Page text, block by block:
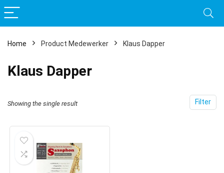
Home Product Medewerker Klaus Dapper
Klaus Dapper
Filter
Showing the single result